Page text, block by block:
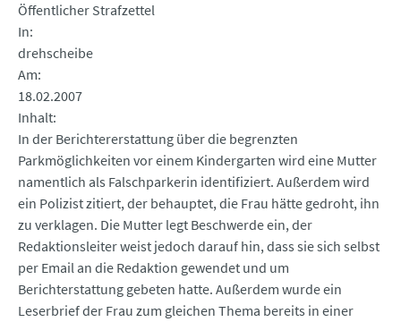
Öffentlicher Strafzettel
In
drehscheibe
Am
18.02.2007
Inhalt
In der Berichtererstattung über die begrenzten
Parkmöglichkeiten vor einem Kindergarten wird eine Mutter
namentlich als Falschparkerin identifiziert. Außerdem wird
ein Polizist zitiert, der behauptet, die Frau hätte gedroht, ihn
zu verklagen. Die Mutter legt Beschwerde ein, der
Redaktionsleiter weist jedoch darauf hin, dass sie sich selbst
per Email an die Redaktion gewendet und um
Berichterstattung gebeten hatte. Außerdem wurde ein
Leserbrief der Frau zum gleichen Thema bereits in einer